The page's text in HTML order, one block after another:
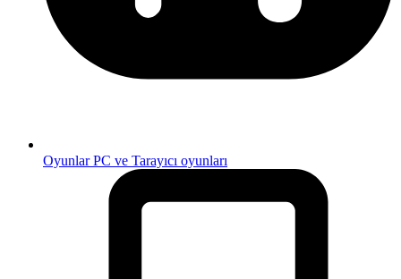
OyunlarPC ve Tarayıcı oyunları